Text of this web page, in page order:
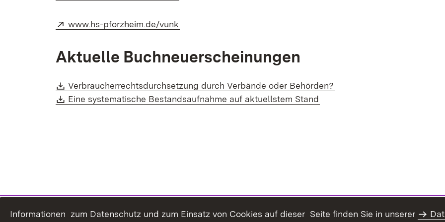
Extern:
www.hs-pforzheim.de/vunk
Aktuelle Buchneuerscheinungen
Download:
Verbraucherrechtsdurchsetzung durch Verbände oder Behörden?
Download:
Eine systematische Bestandsaufnahme auf aktuellstem Stand
Informationen zum Datenschutz und zum Einsatz von Cookies auf dieser Seite finden Sie in unserer